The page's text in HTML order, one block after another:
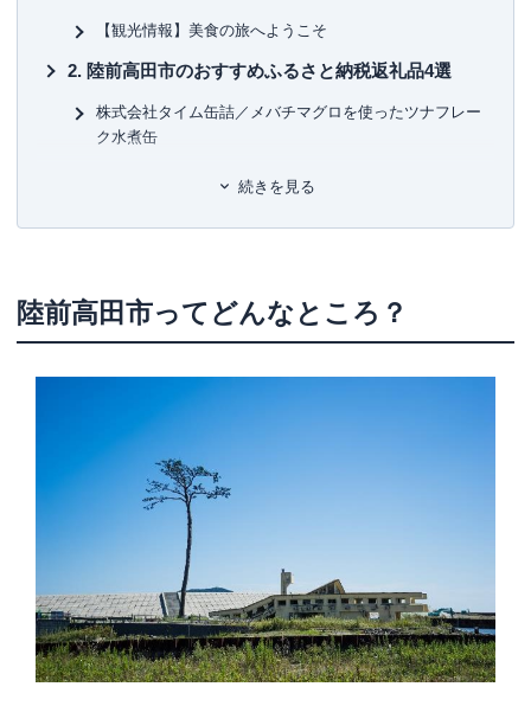
【観光情報】美食の旅へようこそ
陸前高田市のおすすめふるさと納税返礼品4選
株式会社タイム缶詰／メバチマグロを使ったツナフレー
ク水煮缶
岸屋商店／下処理可！【特選】三陸海の恵み詰め合わせ
おかし工房 木村屋／夢の樹バウム プレーン味 １段サイ
ズ
まとめ
続きを見る
陸前高田市ってどんなところ？